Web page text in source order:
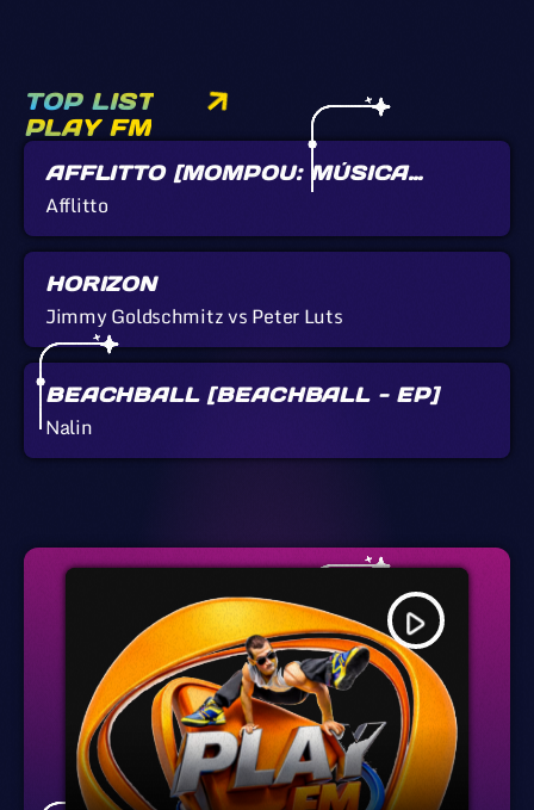
TOP LIST
PLAY FM
AFFLITTO [MOMPOU: MÚSICA
CALLADA]
Afflitto
HORIZON
Jimmy Goldschmitz vs Peter Luts
BEACHBALL [BEACHBALL - EP]
Nalin
play_arrow